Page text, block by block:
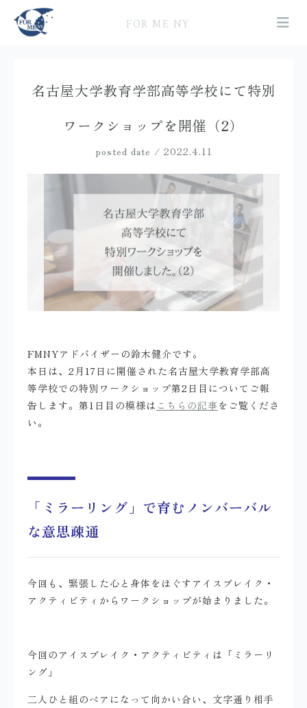
FOR ME NY
名古屋大学教育学部高等学校にて特別
ワークショップを開催（2）
posted date / 2022.4.11
FMNYアドバイザーの鈴木健介です。
本日は、2月17日に開催された名古屋大学教育学部高
等学校での特別ワークショップ第2日目についてご報
告します。第1日目の模様は こちらの記事をご覧くださ
い。
「ミラーリング」で育むノンバーバル
な意思疎通
今回も、緊張した心と身体をほぐすアイスブレイク・
アクティビティからワークショップが始まりました。
今回のアイスブレイク・アクティビティは「ミラーリ
ング」
二人ひと組のペアになって向かい合い、文字通り相手